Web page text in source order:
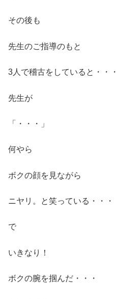
その後も
先生のご指導のもと
3人で稽古をしていると・・・
先生が
「・・・」
何やら
ボクの顔を見ながら
ニヤリ。と笑っている・・・
で
いきなり！
ボクの腕を掴んだ・・・